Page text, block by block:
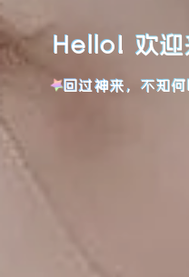
Hello! 欢迎
回过神来，不知